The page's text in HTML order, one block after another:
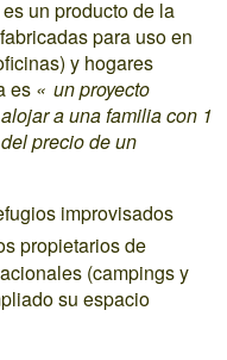
un producto de la
para uso en
y hogares
es « un proyecto
a una familia con 1
precio de un
improvisados
propietarios de
(campings y
su espacio